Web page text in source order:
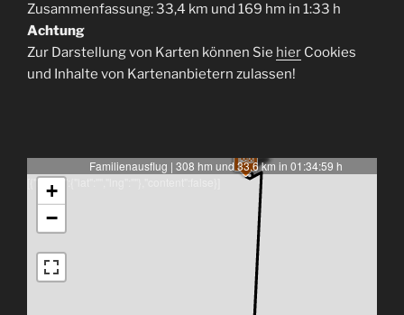
Zusammenfassung: 33,4 km und 169 hm in 1:33 h
Achtung
Zur Darstellung von Karten können Sie hier Cookies
und Inhalte von Kartenanbietern zulassen!
Familienausflug | 308 hm und 33.6 km in 01:34:59 h
[{"latlng":{"lat":"","lng":""},"content":false}]
+
−